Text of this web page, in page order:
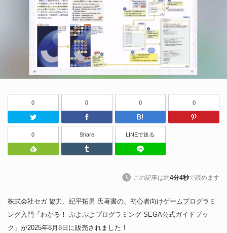
0
Twitter
0
Facebook
0
はてなブッ
0
0
Feedly
Share
Tumblr
LINEで送る
この記事は約4分4秒で読めます
株式会社セガ 協力、紀平拓男 氏著書の、初心者向けゲームプログラミ
ング入門「わかる！ ぷよぷよプログラミング SEGA公式ガイドブッ
ク」が2025年8月8日に販売されました！